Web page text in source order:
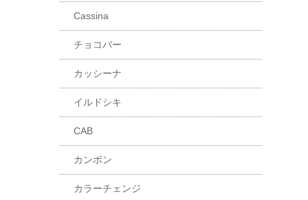
Cassina
チョコバー
カッシーナ
イルドシキ
CAB
カンボン
カラーチェンジ